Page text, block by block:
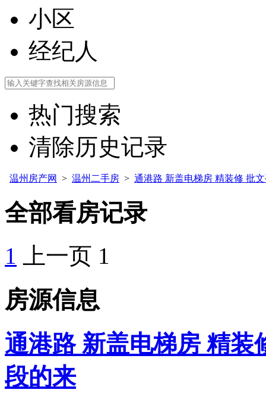
小区
经纪人
热门搜索
清除历史记录
温州房产网 > 温州二手房 > 通港路 新盖电梯房 精装修 批
全部看房记录
1 上一页 1
房源信息
通港路 新盖电梯房 精装
段的来